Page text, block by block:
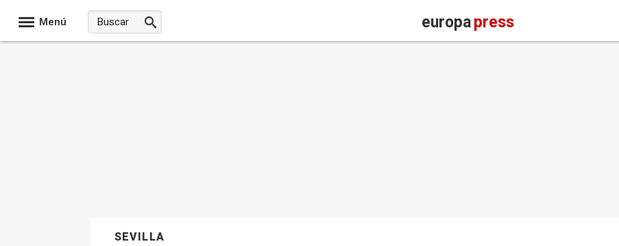
Menú europapress
SEVILLA